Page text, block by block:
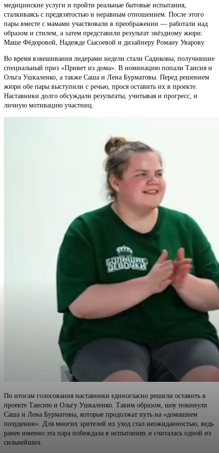
медицинские услуги и пройти реальные бытовые испытания,
сталкиваясь с предвзятостью и неравным отношением. После этого
пары вместе с мамами участвовали в преображении — работали над
образом и стилем, а затем представили результат звёздному жюри:
Маше Фёдоровой, Надежде Сысоевой и дизайнеру Роману Уварову.
Во время взвешивания лидерами недели стали Садиковы, получившие
специальный приз «Привет из дома». В номинацию попали Таисия и
Ольга Ушкаленко, а также Саша и Лена Бурматовы. Перед решением
жюри обе пары выступили с речью, прося оставить их в проекте.
Наставники долго обсуждали результаты, учитывая и прогресс, и
личную мотивацию участниц.
По итогам голосования наставники единогласно решили оставить в
проекте Таисию и Ольгу Ушкаленко. Таким образом, шоу покинули
Саша и Лена Бурматовы, которые продолжат путь на «домашнем
похудении». Для многих зрителей их уход стал неожиданностью, ведь
ранее именно эта пара побеждала в испытаниях и считалась одной из
сильнейших.